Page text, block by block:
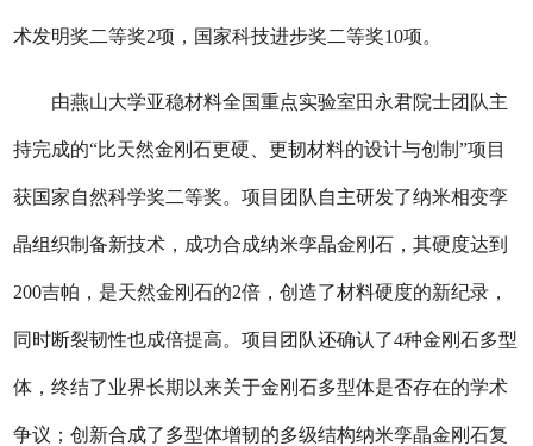
术发明奖二等奖2项，国家科技进步奖二等奖10项。
由燕山大学亚稳材料全国重点实验室田永君院士团队主
持完成的“比天然金刚石更硬、更韧材料的设计与创制”项目
获国家自然科学奖二等奖。项目团队自主研发了纳米相变孪
晶组织制备新技术，成功合成纳米孪晶金刚石，其硬度达到
200吉帕，是天然金刚石的2倍，创造了材料硬度的新纪录，
同时断裂韧性也成倍提高。项目团队还确认了4种金刚石多型
体，终结了业界长期以来关于金刚石多型体是否存在的学术
争议；创新合成了多型体增韧的多级结构纳米孪晶金刚石复